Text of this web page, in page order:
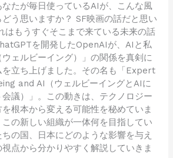
たが毎日使っているAIが、こんな風
う思いますか？ SF映画の話だと思い
はもうすぐそこまで来ている未来の話
を開発したOpenAIが、AIと私
ェルビーイング）」の関係を真剣に
を立ち上げました。その名も「Expert
and AI（ウェルビーイングとAIに
議）」。この動きは、テクノロジー
根本から変える可能性を秘めていま
の新しい組織が一体何を目指してい
の国、日本にどのような影響を与え
点から分かりやすく解説していきま